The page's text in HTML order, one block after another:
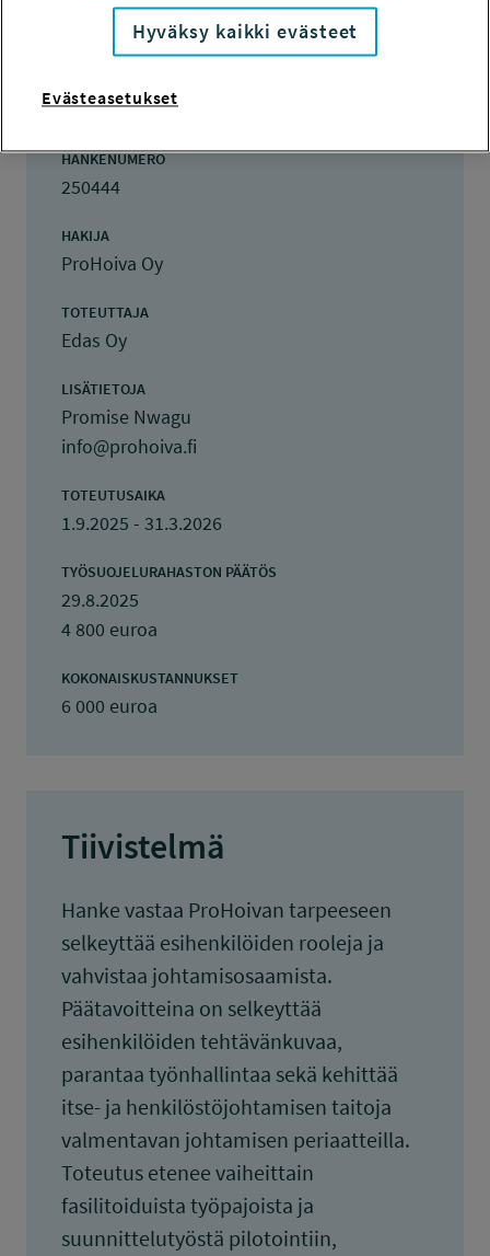
Hanketiedot
HANKENUMERO
250444
HAKIJA
ProHoiva Oy
TOTEUTTAJA
Edas Oy
LISÄTIETOJA
Promise Nwagu
info@prohoiva.fi
TOTEUTUSAIKA
1.9.2025 - 31.3.2026
TYÖSUOJELURAHASTON PÄÄTÖS
29.8.2025
4 800 euroa
KOKONAISKUSTANNUKSET
6 000 euroa
Tiivistelmä
Hanke vastaa ProHoivan tarpeeseen
selkeyttää esihenkilöiden rooleja ja
vahvistaa johtamisosaamista.
Päätavoitteina on selkeyttää
esihenkilöiden tehtävänkuvaa,
parantaa työnhallintaa sekä kehittää
itse- ja henkilöstöjohtamisen taitoja
valmentavan johtamisen periaatteilla.
Toteutus etenee vaiheittain
fasilitoiduista työpajoista ja
suunnittelutyöstä pilotointiin,
Hyväksy kaikki evästeet
Evästeasetukset